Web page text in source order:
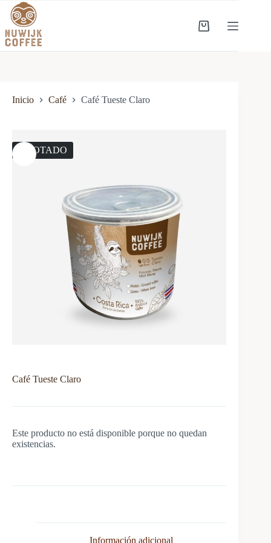
Inicio Café Café Tueste Claro
AGOTADO
Café Tueste Claro
Este producto no está disponible porque no quedan
existencias.
Información adicional